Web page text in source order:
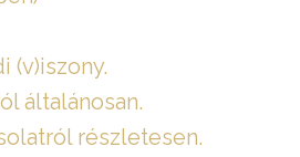
(v)iszony.
általánosan.
részletesen.